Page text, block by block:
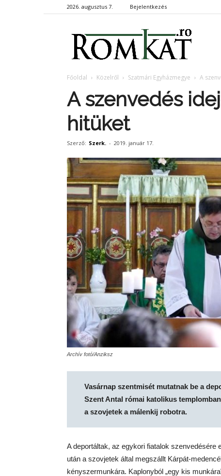
2026. augusztus 7. Bejelentkezés
Főoldal Közelről Szatmári Egyházmegye A
A szenvedés
hitüket
Szerző: Szerk. - 2019. január 17.
Archív fotó/Anziksz
Vasárnap szentmisét mutatnak be a
Szent Antal római katolikus
a szovjetek a málenkij robotra.
A deportáltak, az egykori fiatalok szenvedésére
után a szovjetek által megszállt Kárpát-
kényszermunkára. Kaplonyból „egy kis